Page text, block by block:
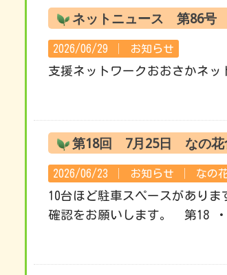
ネットニュース 第86号
2026/06/29 │ お知らせ
支援ネットワークおおさかネ
第18回 7月25日 なの花
2026/06/23 │ お知らせ なの
10台ほど駐車スペースがあり
確認をお願いします。 第18 ・